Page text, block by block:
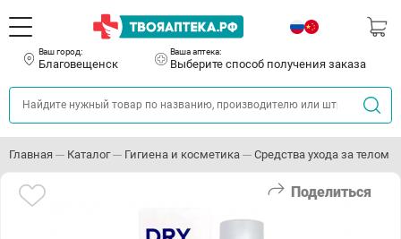
Ваш город:
Благовещенск
Ваша аптека:
Выберите способ получения заказа
Главная Каталог Гигиена и косметика Средства ухода за телом
Поделиться